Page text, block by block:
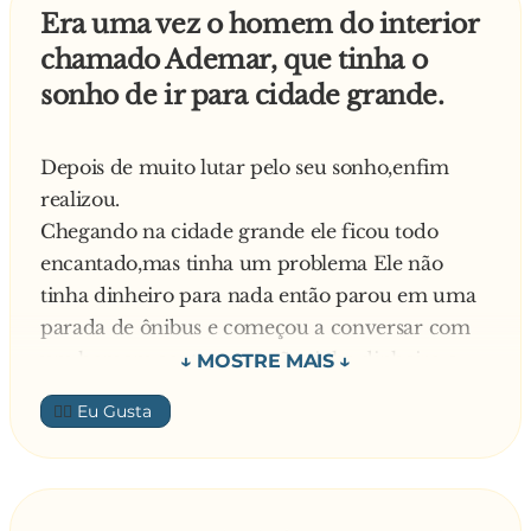
Era uma vez o homem do interior
chamado Ademar, que tinha o
sonho de ir para cidade grande.
Depois de muito lutar pelo seu sonho,enfim
realizou.
Chegando na cidade grande ele ficou todo
encantado,mas tinha um problema Ele não
tinha dinheiro para nada então parou em uma
parada de ônibus e começou a conversar com
um homem,contou que não tinha dinheiro e
não sabia como conseguir então o homem disse
para Ademar que sabia uma maneira de
conseguir muito dinheiro em pouco tempo
Ademar se interessou no assunto, então o
👍🏼